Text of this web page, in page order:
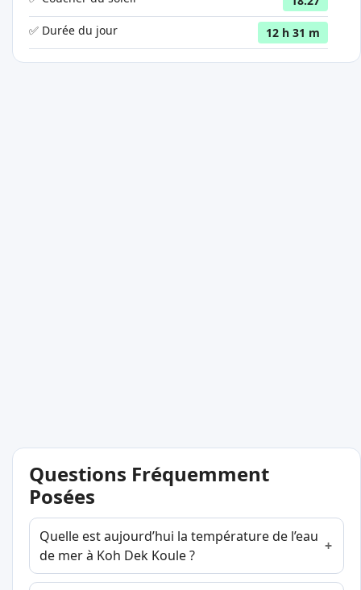
✅ Durée du jour
12 h 31 m
Questions Fréquemment
Posées
Quelle est aujourd’hui la température de l’eau
de mer à Koh Dek Koule ?